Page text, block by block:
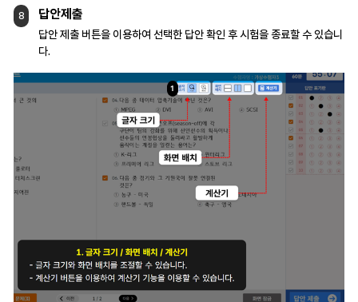
8 답안제출
답안 제출 버튼을 이용하여 선택한 답안 확인 후시험을 종료할 수 있습니
다.